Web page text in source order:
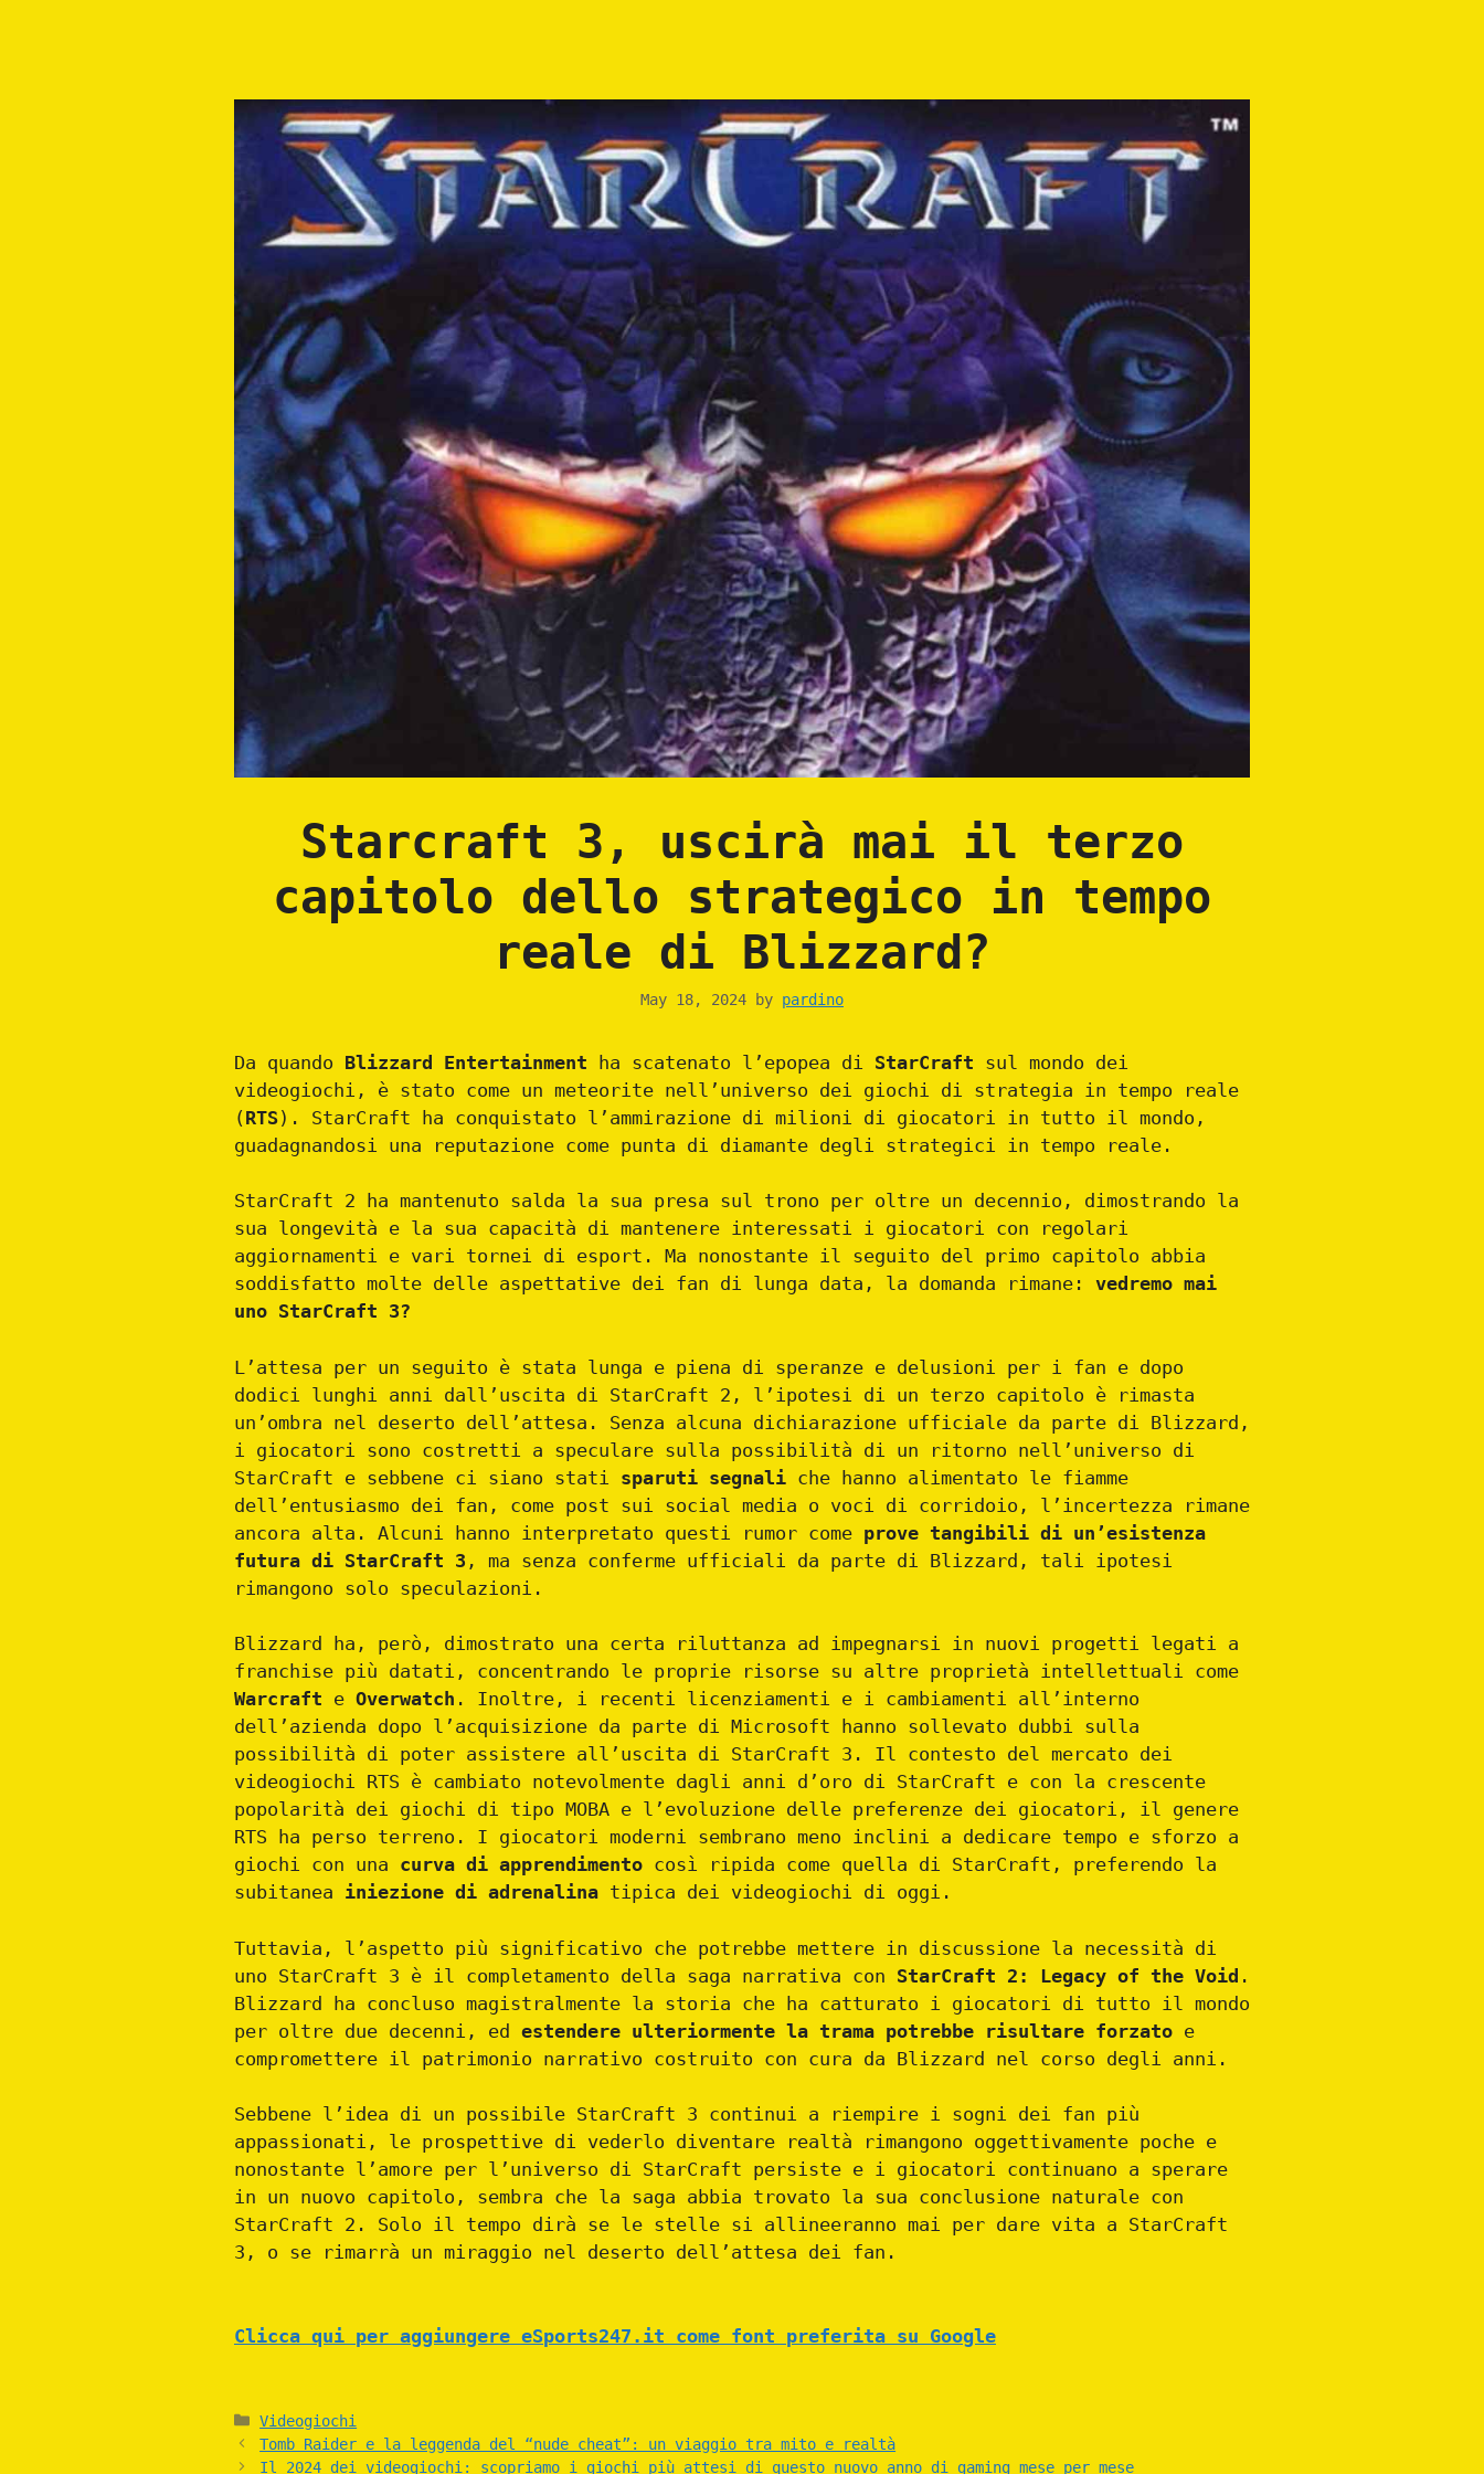
Starcraft 3, uscirà mai il terzo
capitolo dello strategico in tempo
reale di Blizzard?
May 18, 2024 by pardino
Da quando Blizzard Entertainment ha scatenato l’epopea di StarCraft sul mondo dei
videogiochi, è stato come un meteorite nell’universo dei giochi di strategia in tempo reale
(RTS). StarCraft ha conquistato l’ammirazione di milioni di giocatori in tutto il mondo,
guadagnandosi una reputazione come punta di diamante degli strategici in tempo reale.
StarCraft 2 ha mantenuto salda la sua presa sul trono per oltre un decennio, dimostrando la
sua longevità e la sua capacità di mantenere interessati i giocatori con regolari
aggiornamenti e vari tornei di esport. Ma nonostante il seguito del primo capitolo abbia
soddisfatto molte delle aspettative dei fan di lunga data, la domanda rimane: vedremo mai
uno StarCraft 3?
L’attesa per un seguito è stata lunga e piena di speranze e delusioni per i fan e dopo
dodici lunghi anni dall’uscita di StarCraft 2, l’ipotesi di un terzo capitolo è rimasta
un’ombra nel deserto dell’attesa. Senza alcuna dichiarazione ufficiale da parte di Blizzard,
i giocatori sono costretti a speculare sulla possibilità di un ritorno nell’universo di
StarCraft e sebbene ci siano stati
sparuti segnali che hanno alimentato le fiamme
dell’entusiasmo dei fan, come post sui social media o voci di corridoio, l’incertezza rimane
ancora alta. Alcuni hanno interpretato questi rumor come prove tangibili di un’esistenza
futura di StarCraft 3 , ma senza conferme ufficiali da parte di Blizzard, tali ipotesi
rimangono solo speculazioni.
Blizzard ha, però, dimostrato una certa riluttanza ad impegnarsi in nuovi progetti legati a
franchise più datati, concentrando le proprie risorse su altre proprietà intellettuali come
Warcraft e Overwatch . Inoltre, i recenti licenziamenti e i cambiamenti all’interno
dell’azienda dopo l’acquisizione da parte di Microsoft hanno sollevato dubbi sulla
possibilità di poter assistere all’uscita di StarCraft 3. Il contesto del mercato dei
videogiochi RTS è cambiato notevolmente dagli anni d’oro di StarCraft e con la crescente
popolarità dei giochi di tipo MOBA e l’evoluzione delle preferenze dei giocatori, il genere
RTS ha perso terreno. I giocatori moderni sembrano meno inclini a dedicare tempo e sforzo a
giochi con una curva di apprendimento così ripida come quella di StarCraft, preferendo la
subitanea iniezione di adrenalina tipica dei videogiochi di oggi.
Tuttavia, l’aspetto più significativo che potrebbe mettere in discussione la necessità di
uno StarCraft 3 è il completamento della saga narrativa con StarCraft 2: Legacy of the Void .
Blizzard ha concluso magistralmente la storia che ha catturato i giocatori di tutto il mondo
per oltre due decenni, ed estendere ulteriormente la trama potrebbe risultare forzato e
compromettere il patrimonio narrativo costruito con cura da Blizzard nel corso degli anni.
Sebbene l’idea di un possibile StarCraft 3 continui a riempire i sogni dei fan più
appassionati, le prospettive di vederlo diventare realtà rimangono oggettivamente poche e
nonostante l’amore per l’universo di StarCraft persiste e i giocatori continuano a sperare
in un nuovo capitolo, sembra che la saga abbia trovato la sua conclusione naturale con
StarCraft 2. Solo il tempo dirà se le stelle si allineeranno mai per dare vita a StarCraft
3, o se rimarrà un miraggio nel deserto dell’attesa dei fan.
Clicca qui per aggiungere eSports247.it come font preferita su Google
Categories
Videogiochi
Tomb Raider e la leggenda del “nude cheat”: un viaggio tra mito e realtà
Il 2024 dei videogiochi: scopriamo i giochi più attesi di questo nuovo anno di gaming mese per mese